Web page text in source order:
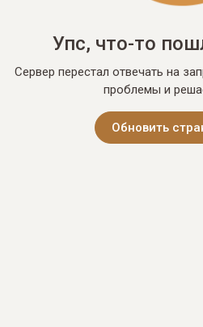
Упс, что-то
Сервер перестал отвечать на
проблемы и
Обновить